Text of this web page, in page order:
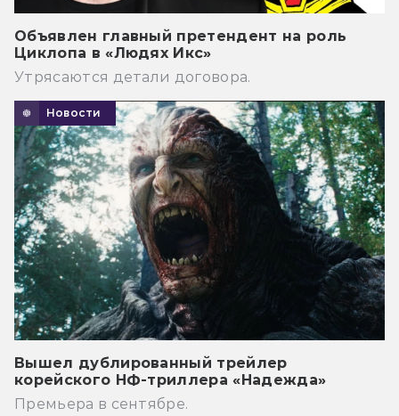
Объявлен главный претендент на роль
Циклопа в «Людях Икс»
Утрясаются детали договора.
Новости
Вышел дублированный трейлер
корейского НФ-триллера «Надежда»
Премьера в сентябре.